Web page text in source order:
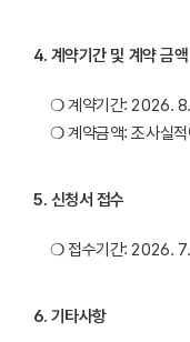
4. 계약기간 및 계약 금액
❍ 계약기간: 2026.
❍ 계약금액: 조사실적
5. 신청서 접수
❍ 접수기간: 2026.
6. 기타사항